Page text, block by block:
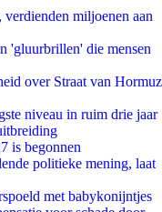
miljoenen aan
'gluurbrillen' die mensen
over Straat van Hormuz
niveau in ruim drie jaar
is begonnen
politieke mening, laat
met babykonijntjes